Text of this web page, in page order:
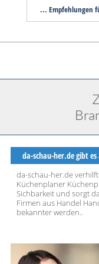
... Empfehlungen
da-schau-her.de gibt
da-schau-her.de
Küchenplaner
Sichbarkeit und sorgt
Firmen aus Handel
bekannter werden..